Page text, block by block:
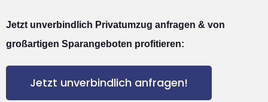
Jetzt unverbindlich Privatumzug anfragen & von
großartigen Sparangeboten profitieren:
Jetzt unverbindlich anfragen!